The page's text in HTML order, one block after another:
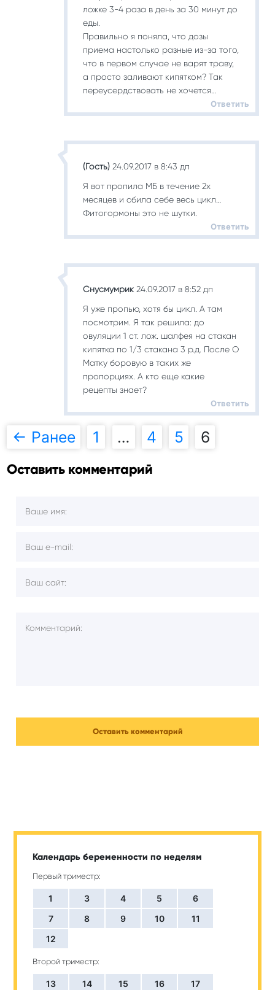
ложке 3-4 раза в день за 30 минут до
еды.
Правильно я поняла, что дозы
приема настолько разные из-за того,
что в первом случае не варят траву,
а просто заливают кипятком? Так
переусердствовать не хочется…
Ответить
(Гость) 24.09.2017 в 8:43 дп
Я вот пропила МБ в течение 2х
месяцев и сбила себе весь цикл…
Фитогормоны это не шутки.
Ответить
Снусмумрик 24.09.2017 в 8:52 дп
Я уже пропью, хотя бы цикл. А там
посмотрим. Я так решила: до
овуляции 1 ст. лож. шалфея на стакан
кипятка по 1/3 стакана 3 р.д. После О
Матку боровую в таких же
пропорциях. А кто еще какие
рецепты знает?
Ответить
Навигация
комментариям
← Ранее 1 … 4 5 6
Оставить комментарий
Календарь беременности по неделям
Первый триместр:
1 3 4 5
6
7
8 9 10
11
12
Второй триместр:
13 14 15 16
17